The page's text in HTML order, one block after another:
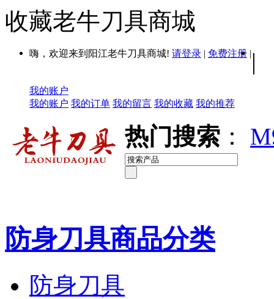
收藏老牛刀具商城
嗨，欢迎来到阳江老牛刀具商城! 请登录 | 免费注册 | |
我的账户
我的账户 我的订单 我的留言 我的收藏 我的推荐
热门搜索 ：
防身刀具商品分类
防身刀具